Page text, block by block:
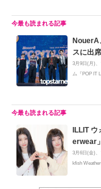
NouerA
スに出
3月9日(月)
ム『POP IT
ILLIT ウ
erwear
3月6日(金)
kfish